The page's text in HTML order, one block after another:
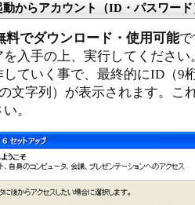
動からアカウント（ID・パスワー
料でダウンロード・使用可能
を入手の上、実行してくださ
していく事で、最終的にID（9
文字列）が表示されます。こ
。